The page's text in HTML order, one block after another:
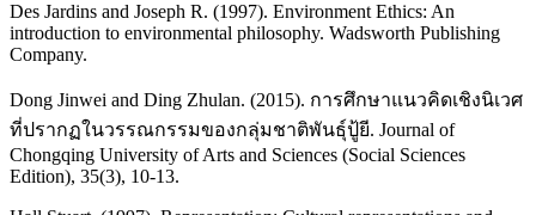
Des Jardins and Joseph R. (1997). Environment Ethics: An
introduction to environmental philosophy. Wadsworth Publishing
Company.
Dong Jinwei and Ding Zhulan. (2015). การศึกษาแนวคิดเชิงนิเวศ
ที่ปรากฏในวรรณกรรมของกลุ่มชาติพันธุ์ปู้ยี. Journal of
Chongqing University of Arts and Sciences (Social Sciences
Edition), 35(3), 10-13.